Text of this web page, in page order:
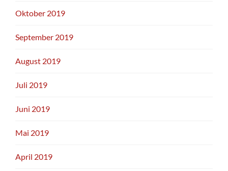
Oktober 2019
September 2019
August 2019
Juli 2019
Juni 2019
Mai 2019
April 2019